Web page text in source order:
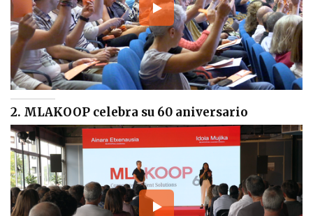
2. MLAKOOP celebra su 60 aniversario